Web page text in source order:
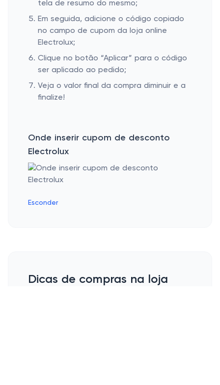
tela de resumo do mesmo;
Em seguida, adicione o código copiado
no campo de cupom da loja online
Electrolux;
Clique no botão “Aplicar” para o código
ser aplicado ao pedido;
Veja o valor final da compra diminuir e a
finalize!
Onde inserir cupom de desconto
Electrolux
Esconder
Dicas de compras na loja